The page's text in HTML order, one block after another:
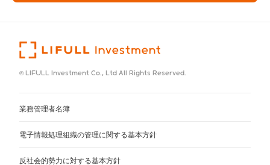
© LIFULL Investment Co., Ltd All Rights Reserved.
業務管理者名簿
電子情報処理組織の管理に関する基本方針
反社会的勢力に対する基本方針